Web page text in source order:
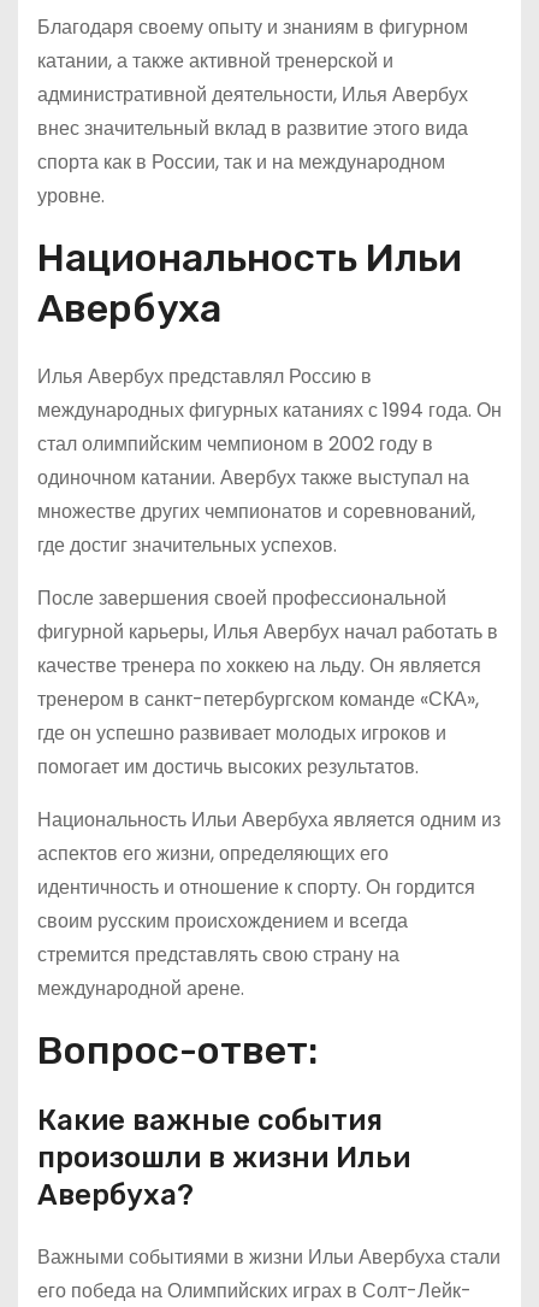
Благодаря своему опыту и знаниям в фигурном
катании, а также активной тренерской и
административной деятельности, Илья Авербух
внес значительный вклад в развитие этого вида
спорта как в России, так и на международном
уровне.
Национальность Ильи
Авербуха
Илья Авербух представлял Россию в
международных фигурных катаниях с 1994 года. Он
стал олимпийским чемпионом в 2002 году в
одиночном катании. Авербух также выступал на
множестве других чемпионатов и соревнований,
где достиг значительных успехов.
После завершения своей профессиональной
фигурной карьеры, Илья Авербух начал работать в
качестве тренера по хоккею на льду. Он является
тренером в санкт-петербургском команде «СКА»,
где он успешно развивает молодых игроков и
помогает им достичь высоких результатов.
Национальность Ильи Авербуха является одним из
аспектов его жизни, определяющих его
идентичность и отношение к спорту. Он гордится
своим русским происхождением и всегда
стремится представлять свою страну на
международной арене.
Вопрос-ответ:
Какие важные события
произошли в жизни Ильи
Авербуха?
Важными событиями в жизни Ильи Авербуха стали
его победа на Олимпийских играх в Солт-Лейк-